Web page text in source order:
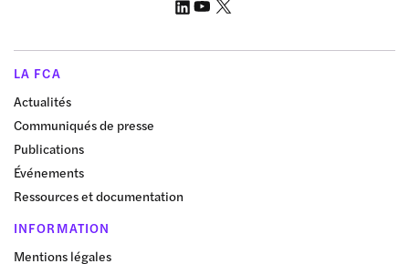
LA FCA
Actualités
Communiqués de presse
Publications
Événements
Ressources et documentation
INFORMATION
Mentions légales